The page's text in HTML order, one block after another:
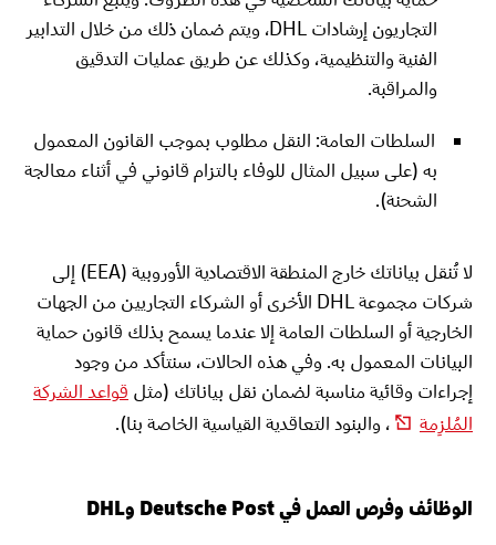
التجاريون إرشادات DHL، ويتم ضمان ذلك من خلال التدابير
الفنية والتنظيمية، وكذلك عن طريق عمليات التدقيق
والمراقبة.
السلطات العامة: النقل مطلوب بموجب القانون المعمول
به (على سبيل المثال للوفاء بالتزام قانوني في أثناء معالجة
الشحنة).
لا تُنقل بياناتك خارج المنطقة الاقتصادية الأوروبية (EEA) إلى
شركات مجموعة DHL الأخرى أو الشركاء التجاريين من الجهات
الخارجية أو السلطات العامة إلا عندما يسمح بذلك قانون حماية
البيانات المعمول به. وفي هذه الحالات، سنتأكد من وجود
إجراءات وقائية مناسبة لضمان نقل بياناتك (مثل قواعد الشركة
المُلزِمة
، والبنود التعاقدية القياسية الخاصة بنا).
الوظائف وفرص العمل في Deutsche Post وDHL